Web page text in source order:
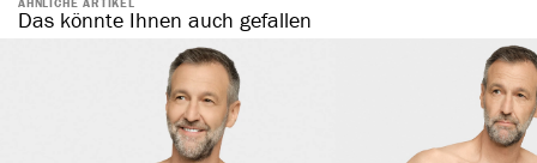
Das könnte Ihnen auch gefallen